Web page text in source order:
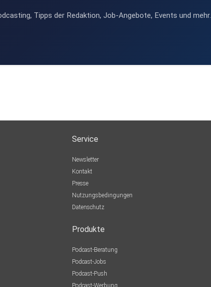
Tipps der Redaktion, Job-Angebote, Events und mehr.
Service
Newsletter
Kontakt
Presse
Nutzungsbedingungen
Datenschutz
Produkte
Podcast-Beratung
Podcast-Jobs
Podcast-Push
Podcast-Werbung